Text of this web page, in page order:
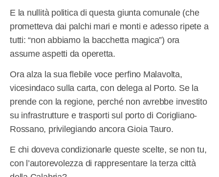
E la nullità politica di questa giunta comunale (che
prometteva dai palchi mari e monti e adesso ripete a
tutti: “non abbiamo la bacchetta magica”) ora
assume aspetti da operetta.
Ora alza la sua flebile voce perfino Malavolta,
vicesindaco sulla carta, con delega al Porto. Se la
prende con la regione, perché non avrebbe investito
su infrastrutture e trasporti sul porto di Corigliano-
Rossano, privilegiando ancora Gioia Tauro.
E chi doveva condizionarle queste scelte, se non tu,
con l’autorevolezza di rappresentare la terza città